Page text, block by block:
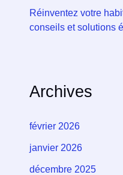
Réinventez votre
conseils et solutions
Archives
février 2026
janvier 2026
décembre 2025